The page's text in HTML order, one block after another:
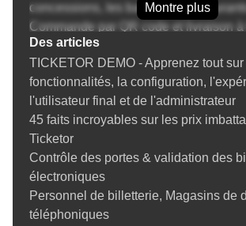
concessions, les bars et les
Commande par QR code et livraison
Augmentez vos revenus de billetterie
options supplémentaires
Billetterie, dons et gestion des
Gestion de la réputation et des avis sur
Coupons et codes promotionnels pour
Cartes-cadeaux pour la billetterie —
et augmentez vos revenus
Prévention de la fraude et protection
rétrofacturations pour la billetterie
Instructions
Montre plus
Des articles
TICKETOR DEMO - Apprenez tout
fonctionnalités, la configuration,
l'utilisateur final et de l'administrateur
45 faits incroyables sur les prix
Ticketor
Contrôle des portes & validation des
électroniques
Personnel de billetterie, Magasins de
téléphoniques